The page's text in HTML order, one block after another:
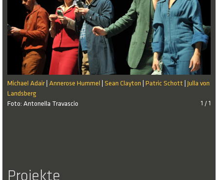
Michael Adair Annerose Hummel Sean Clayton Patric Schott
Julla von
Landsberg
Foto: Antonella Travascio
1 / 1
Projekte